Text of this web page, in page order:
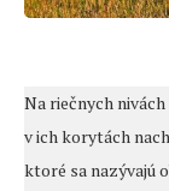
Na riečnych
v ich korytách
ktoré sa nazývajú